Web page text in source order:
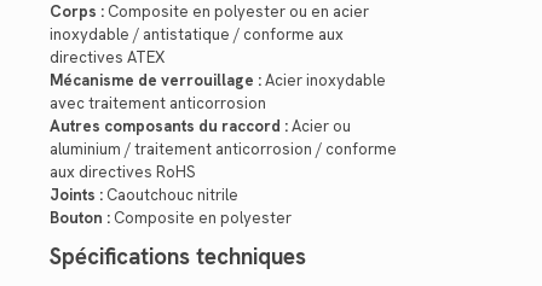
Corps : Composite en polyester ou en acier
inoxydable / antistatique / conforme aux
directives ATEX
Mécanisme de verrouillage :Acier inoxydable
avec traitement anticorrosion
Autres composants du raccord :Acier ou
aluminium / traitement anticorrosion / conforme
aux directives RoHS
Joints : Caoutchouc nitrile
Bouton : Composite en polyester
Spécifications techniques